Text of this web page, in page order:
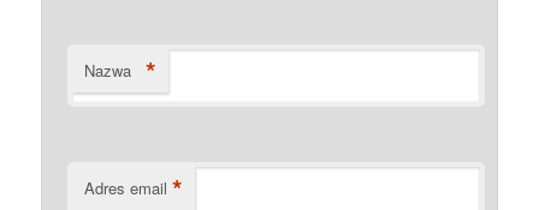
Nazwa *
Adres email *